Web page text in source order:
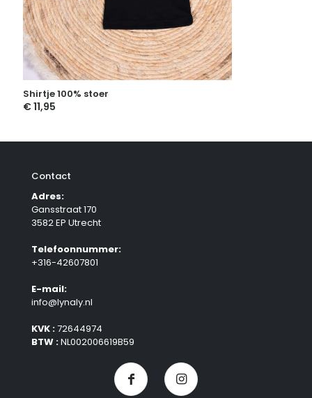
Shirtje 100% stoer
€11,95
Contact
Adres:
Gansstraat 170
3582 EP Utrecht
Telefoonnummer:
+316-42607801
E-mail:
info@lynaly.nl
KVK :72644974
BTW :NL002006619B59